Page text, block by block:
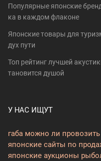
Популярные японские
ка в каждом флаконе
Японские товары для
дух пути
Топ рейтинг лучшей
тановится душой
У НАС ИЩУТ
габа можно ли
японские сайты по
японские аукционы